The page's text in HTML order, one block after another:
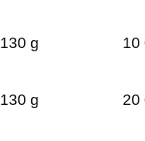
130 g 10
130 g 20